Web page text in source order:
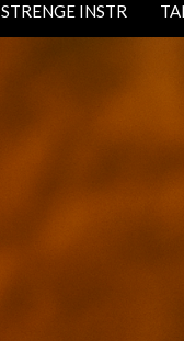
STRENGE INSTR